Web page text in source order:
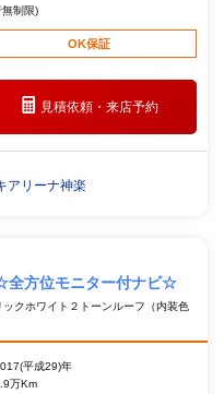
制限)
OK保証
見積依頼・来店予約
アリーナ神楽
方位モニター付ナビ☆
クホワイト２トーンルーフ（内装色
平成29)年
万Km